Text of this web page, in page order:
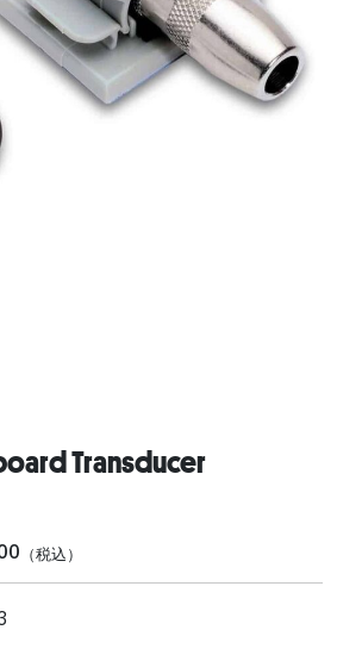
Transducer
（税込）